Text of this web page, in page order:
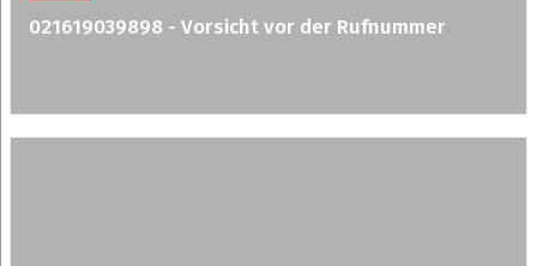
021619039898 - Vorsicht vor der Rufnummer